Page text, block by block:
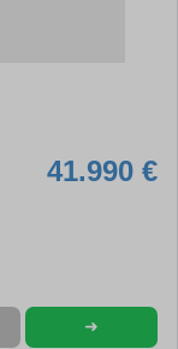
41.990 €
➜